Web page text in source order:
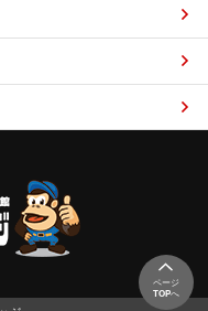
ページ
TOPへ